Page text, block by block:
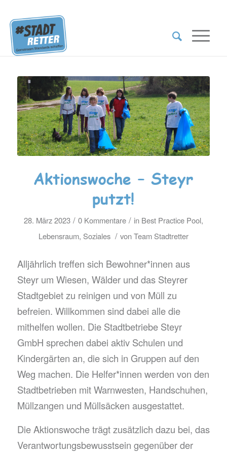
Aktionswoche – Steyr
putzt!
28. März 2023 / 0 Kommentare / in Best Practice Pool,
Lebensraum, Soziales / vonTeam Stadtretter
Alljährlich treffen sich Bewohner*innen aus
Steyr um Wiesen, Wälder und das Steyrer
Stadtgebiet zu reinigen und von Müll zu
befreien. Willkommen sind dabei alle die
mithelfen wollen. Die Stadtbetriebe Steyr
GmbH sprechen dabei aktiv Schulen und
Kindergärten an, die sich in Gruppen auf den
Weg machen. Die Helfer*innen werden von den
Stadtbetrieben mit Warnwesten, Handschuhen,
Müllzangen und Müllsäcken ausgestattet.
Die Aktionswoche trägt zusätzlich dazu bei, das
Verantwortungsbewusstsein gegenüber der